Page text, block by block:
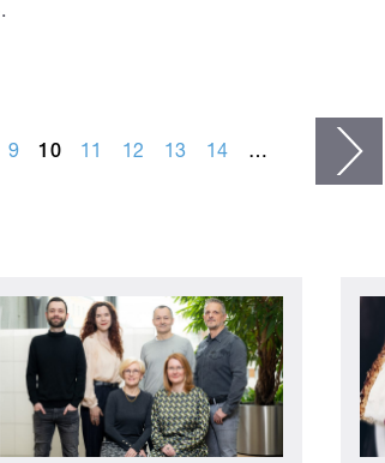
9 10 11 12 13 14 …